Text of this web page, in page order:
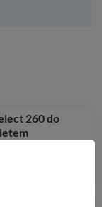
260 do
umywalkowa